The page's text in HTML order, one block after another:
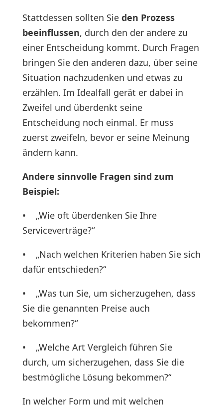
Stattdessen sollten Sie den Prozess
beeinflussen, durch den der andere zu
einer Entscheidung kommt. Durch Fragen
bringen Sie den anderen dazu, über seine
Situation nachzudenken und etwas zu
erzählen. Im Idealfall gerät er dabei in
Zweifel und überdenkt seine
Entscheidung noch einmal. Er muss
zuerst zweifeln, bevor er seine Meinung
ändern kann.
Andere sinnvolle Fragen sind zum
Beispiel:
• „Wie oft überdenken Sie Ihre
Serviceverträge?“
• „Nach welchen Kriterien haben Sie sich
dafür entschieden?“
• „Was tun Sie, um sicherzugehen, dass
Sie die genannten Preise auch
bekommen?“
• „Welche Art Vergleich führen Sie
durch, um sicherzugehen, dass Sie die
bestmögliche Lösung bekommen?“
In welcher Form und mit welchen